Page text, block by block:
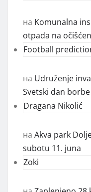
на Komunalna
otpada na
Football
на Udruženje
Svetski dan
Dragana Nikolić
на Akva park
subotu 11. juna
Zoki